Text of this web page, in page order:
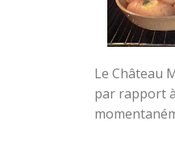
Le Château
par rapport